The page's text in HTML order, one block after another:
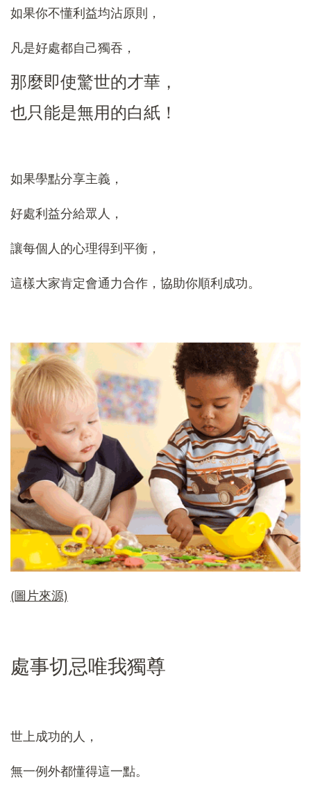
如果你不懂利益均沾原則，
凡是好處都自己獨吞，
那麼即使驚世的才華，
也只能是無用的白紙！
如果學點分享主義，
好處利益分給眾人，
讓每個人的心理得到平衡，
這樣大家肯定會通力合作，協助你順利成功。
(圖片來源)
處事切忌唯我獨尊
世上成功的人，
無一例外都懂得這一點。